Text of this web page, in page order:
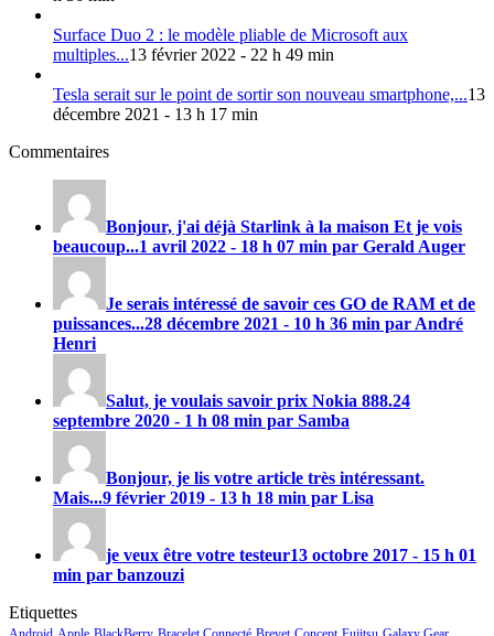
Surface Duo 2 : le modèle pliable de Microsoft aux
multiples...13 février 2022 - 22 h 49 min
Tesla serait sur le point de sortir son nouveau smartphone,...13
décembre 2021 - 13 h 17 min
Commentaires
Bonjour, j'ai déjà Starlink à la maison Et je vois
beaucoup...1 avril 2022 - 18 h 07 min par Gerald Auger
Je serais intéressé de savoir ces GO de RAM et de
puissances...28 décembre 2021 - 10 h 36 min par André
Henri
Salut, je voulais savoir prix Nokia 888.24
septembre 2020 - 1 h 08 min par Samba
Bonjour, je lis votre article très intéressant.
Mais...9 février 2019 - 13 h 18 min par Lisa
je veux être votre testeur13 octobre 2017 - 15 h 01
min par banzouzi
Etiquettes